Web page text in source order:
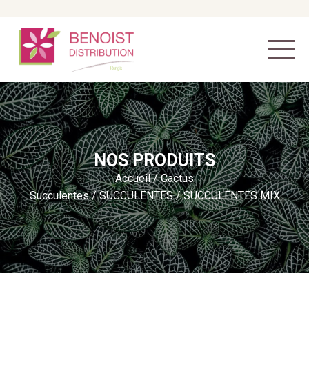
NOS PRODUITS
Accueil/Cactus
Succulentes/SUCCULENTES/ SUCCULENTES MIX